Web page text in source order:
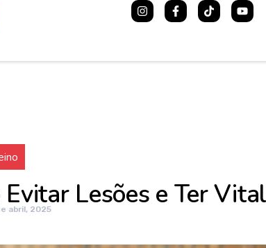
Lesões e Ter
abril, 2025